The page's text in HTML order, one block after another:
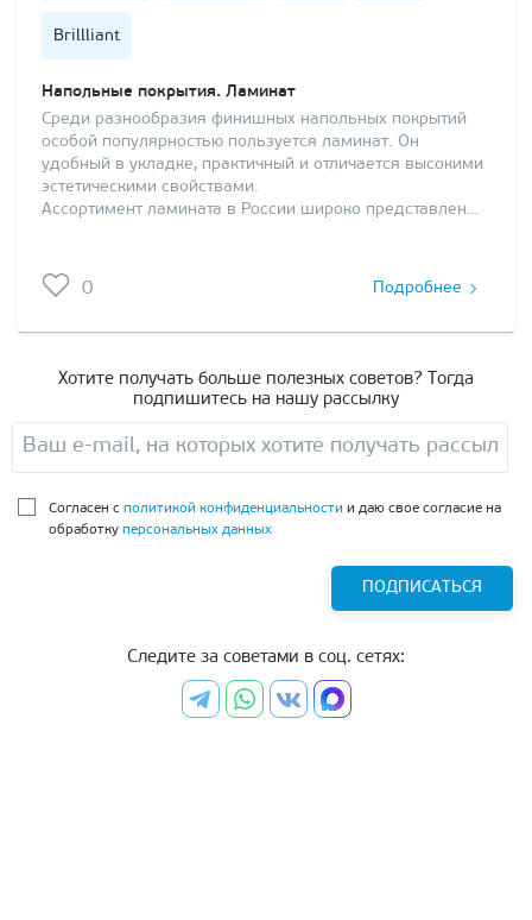
Brillliant
Напольные покрытия. Ламинат
Среди разнообразия финишных напольных покрытий
особой популярностью пользуется ламинат. Он
удобный в укладке, практичный и отличается высокими
эстетическими свойствами.
Ассортимент ламината в России широко представлен…
0 Подробнее
Хотите получать больше полезных советов? Тогда
подпишитесь на нашу рассылку
Согласен с политикой конфиденциальности и даю свое согласие на
обработку персональных данных
ПОДПИСАТЬСЯ
Следите за советами в соц. сетях: